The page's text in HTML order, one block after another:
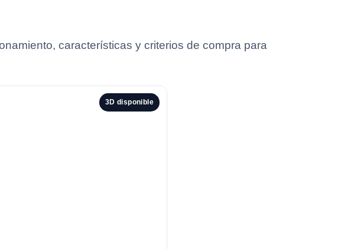
características y criterios de compra para
3D disponible